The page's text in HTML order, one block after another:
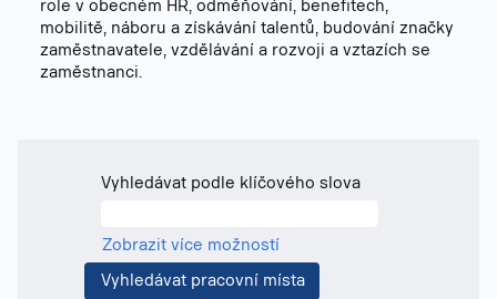
role v obecném HR, odměňování, benefitech,
mobilitě, náboru a získávání talentů, budování značky
zaměstnavatele, vzdělávání a rozvoji a vztazích se
zaměstnanci.
Vyhledávat podle klíčového slova
Zobrazit více možností